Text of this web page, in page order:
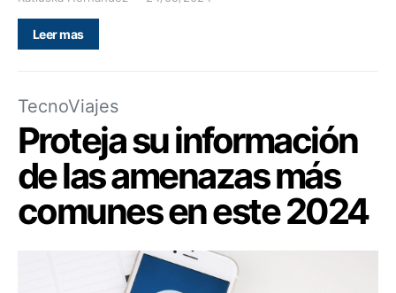
Leer mas
TecnoViajes
Proteja su información
de las amenazas más
comunes en este 2024